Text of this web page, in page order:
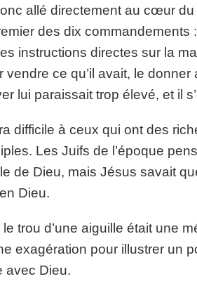
allé directement au cœur
des dix commandements
instructions directes sur la
ce qu’il avait, le
lui paraissait trop élevé, et il
difficile à ceux qui ont des
Les Juifs de l’époque
de Dieu, mais Jésus savait
Dieu.
trou d’une aiguille était une
exagération pour illustrer un
avec Dieu.